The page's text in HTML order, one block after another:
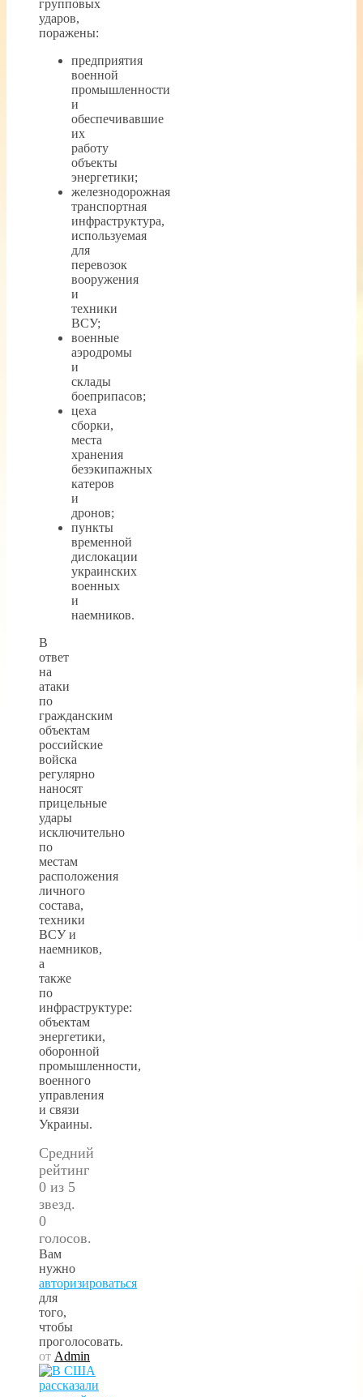
групповых
ударов,
поражены:
предприятия
военной
промышленности
и
обеспечивавшие
их
работу
объекты
энергетики;
железнодорожная
транспортная
инфраструктура,
используемая
для
перевозок
вооружения
и
техники
ВСУ;
военные
аэродромы
и
склады
боеприпасов;
цеха
сборки,
места
хранения
безэкипажных
катеров
и
дронов;
пункты
временной
дислокации
украинских
военных
и
наемников.
В
ответ
на
атаки
по
гражданским
объектам
российские
войска
регулярно
наносят
прицельные
удары
исключительно
по
местам
расположения
личного
состава,
техники
ВСУ и
наемников,
а
также
по
инфраструктуре:
объектам
энергетики,
оборонной
промышленности,
военного
управления
и связи
Украины.
Средний
рейтинг
0 из 5
звезд.
0
голосов.
Вам
нужно
авторизироваться
для
того,
чтобы
проголосовать.
от Admin